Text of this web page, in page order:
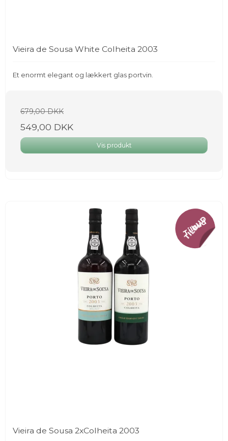
Vieira de Sousa White Colheita 2003
Et enormt elegant og lækkert glas portvin.
679,00 DKK
549,00 DKK
Vis produkt
Tilbud
Vieira de Sousa 2xColheita 2003